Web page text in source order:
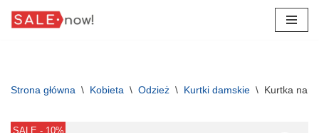
Strona główna \ Kobieta \ Odzież \ Kurtki damskie \ Kurtka
SALE - 10%